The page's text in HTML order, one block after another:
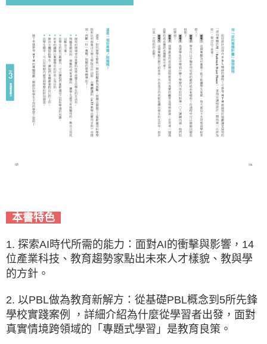
本書特色
1. 探索AI時代所需的能力：面對AI的衝擊與影響，14
位產業科技、教育趨勢家點出未來人才樣貌、教與學
的方針。
2. 以PBL做為教育新解方：從基礎PBL概念到5所先鋒
學校實踐案例 ，詳細介紹為什麼從學習者出發，面對
真實情境跨領域的「專題式學習」是教育良策。